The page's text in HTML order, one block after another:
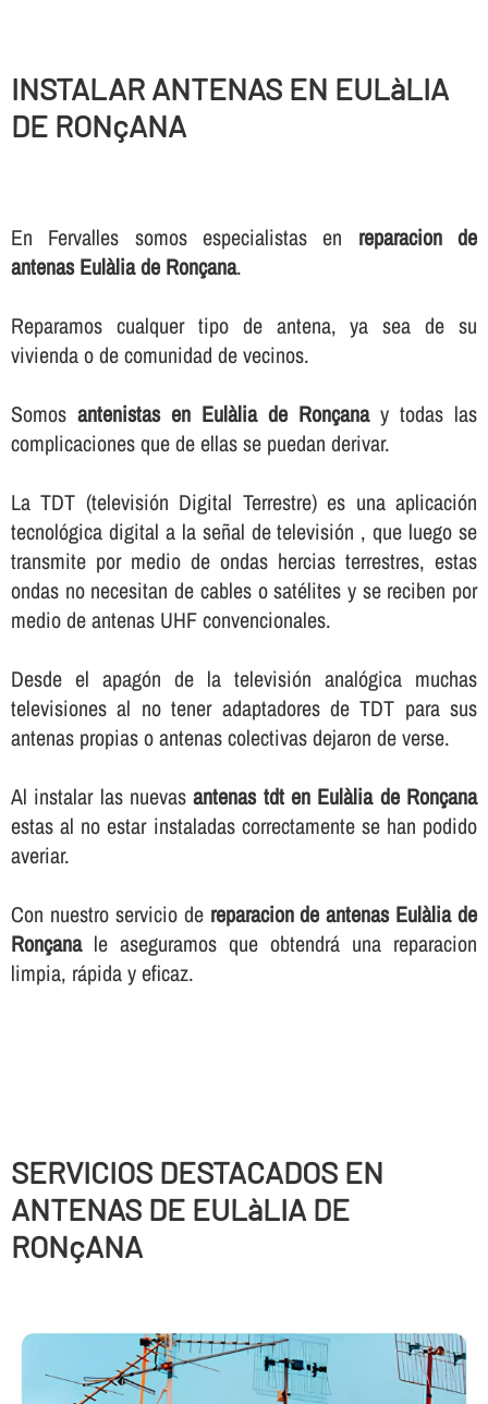
INSTALAR ANTENAS EN EULàLIA
DE RONçANA
En Fervalles somos especialistas en reparacion de
antenas Eulàlia de Ronçana.
Reparamos cualquer tipo de antena, ya sea de su
vivienda o de comunidad de vecinos.
Somos antenistas en Eulàlia de Ronçanay todas las
complicaciones que de ellas se puedan derivar.
La TDT (televisión Digital Terrestre) es una aplicación
tecnológica digital a la señal de televisión , que luego se
transmite por medio de ondas hercias terrestres, estas
ondas no necesitan de cables o satélites y se reciben por
medio de antenas UHF convencionales.
Desde el apagón de la televisión analógica muchas
televisiones al no tener adaptadores de TDT para sus
antenas propias o antenas colectivas dejaron de verse.
Al instalar las nuevasantenas tdt en Eulàlia de Ronçana
estas al no estar instaladas correctamente se han podido
averiar.
Con nuestro servicio de reparacion de antenas Eulàlia de
Ronçanale aseguramos que obtendrá una reparacion
limpia, rápida y eficaz.
SERVICIOS DESTACADOS EN
ANTENAS DE EULàLIA DE
RONçANA